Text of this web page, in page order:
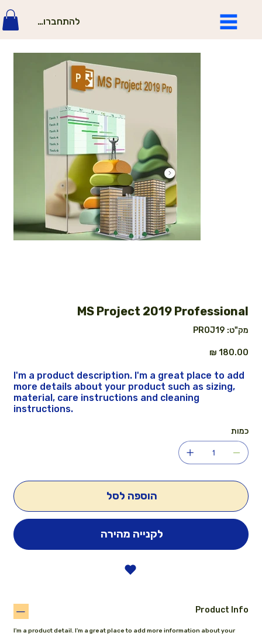
להתחברות
MS Project 2019 Professional
מק"ט:
מק"ט
PROJ19
PROJ19
מחיר
I'm a product description. I'm a great place to add
more details about your product such as sizing,
material, care instructions and cleaning
instructions.
כמות
הוספה לסל
לקנייה מהירה
Product Info
I'm a product detail. I'm a great place to add more information about your